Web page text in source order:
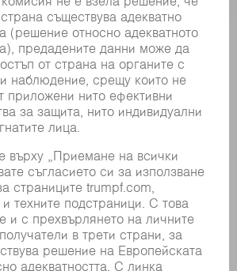
НА СИГНАЛИ